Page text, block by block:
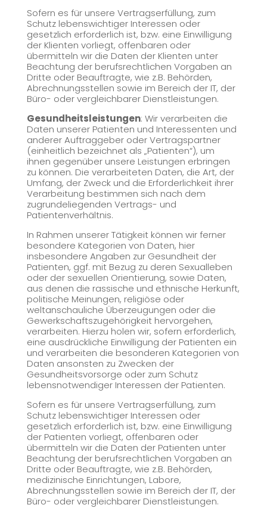
Sofern es für unsere Vertragserfüllung, zum
Schutz lebenswichtiger Interessen oder
gesetzlich erforderlich ist, bzw. eine Einwilligung
der Klienten vorliegt, offenbaren oder
übermitteln wir die Daten der Klienten unter
Beachtung der berufsrechtlichen Vorgaben an
Dritte oder Beauftragte, wie z.B. Behörden,
Abrechnungsstellen sowie im Bereich der IT, der
Büro- oder vergleichbarer Dienstleistungen.
Gesundheitsleistungen: Wir verarbeiten die
Daten unserer Patienten und Interessenten und
anderer Auftraggeber oder Vertragspartner
(einheitlich bezeichnet als „Patienten“), um
ihnen gegenüber unsere Leistungen erbringen
zu können. Die verarbeiteten Daten, die Art, der
Umfang, der Zweck und die Erforderlichkeit ihrer
Verarbeitung bestimmen sich nach dem
zugrundeliegenden Vertrags- und
Patientenverhältnis.
In Rahmen unserer Tätigkeit können wir ferner
besondere Kategorien von Daten, hier
insbesondere Angaben zur Gesundheit der
Patienten, ggf. mit Bezug zu deren Sexualleben
oder der sexuellen Orientierung, sowie Daten,
aus denen die rassische und ethnische Herkunft,
politische Meinungen, religiöse oder
weltanschauliche Überzeugungen oder die
Gewerkschaftszugehörigkeit hervorgehen,
verarbeiten. Hierzu holen wir, sofern erforderlich,
eine ausdrückliche Einwilligung der Patienten ein
und verarbeiten die besonderen Kategorien von
Daten ansonsten zu Zwecken der
Gesundheitsvorsorge oder zum Schutz
lebensnotwendiger Interessen der Patienten.
Sofern es für unsere Vertragserfüllung, zum
Schutz lebenswichtiger Interessen oder
gesetzlich erforderlich ist, bzw. eine Einwilligung
der Patienten vorliegt, offenbaren oder
übermitteln wir die Daten der Patienten unter
Beachtung der berufsrechtlichen Vorgaben an
Dritte oder Beauftragte, wie z.B. Behörden,
medizinische Einrichtungen, Labore,
Abrechnungsstellen sowie im Bereich der IT, der
Büro- oder vergleichbarer Dienstleistungen.